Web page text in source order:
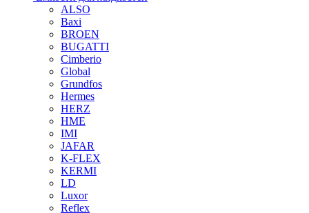
ALSO
Baxi
BROEN
BUGATTI
Cimberio
Global
Grundfos
Hermes
HERZ
HME
IMI
JAFAR
K-FLEX
KERMI
LD
Luxor
Reflex